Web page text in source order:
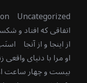
Uncategorized
اتفاقی که افتاد و
از اینجا و از آنجا
او مرا با دنیای
بیست و چهار ساعت